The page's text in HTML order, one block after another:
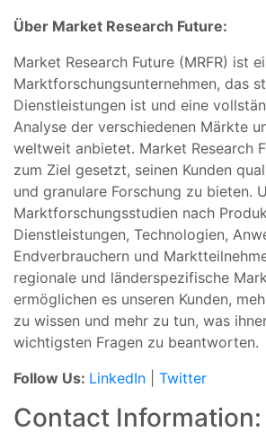
Über Market Research Future:
Market Research Future (MRFR) ist
Marktforschungsunternehmen, das
Dienstleistungen ist und eine
Analyse der verschiedenen Märkte
weltweit anbietet. Market Research
zum Ziel gesetzt, seinen Kunden
und granulare Forschung zu bieten.
Marktforschungsstudien nach
Dienstleistungen, Technologien,
Endverbrauchern und
regionale und länderspezifische
ermöglichen es unseren Kunden,
zu wissen und mehr zu tun, was
wichtigsten Fragen zu beantworten.
Follow Us: LinkedIn Twitter
Contact Information: